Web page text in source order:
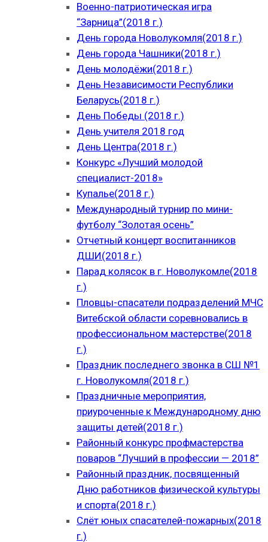
Военно-патриотическая игра
“Зарница”(2018 г.)
День города Новолукомля(2018 г.)
День города Чашники(2018 г.)
День молодёжи(2018 г.)
День Независимости Республики
Беларусь(2018 г.)
День Победы (2018 г.)
День учителя 2018 год
День Центра(2018 г.)
Конкурс «Лучший молодой
специалист-2018»
Купалье(2018 г.)
Международный турнир по мини-
футболу “Золотая осень”
Отчетный концерт воспитанников
ДШИ(2018 г.)
Парад колясок в г. Новолукомле(2018
г.)
Пловцы-спасатели подразделений МЧС
Витебской области соревновались в
профессиональном мастерстве(2018
г.)
Праздник последнего звонка в СШ №1
г. Новолукомля(2018 г.)
Праздничные мероприятия,
приуроченные к Международному дню
защиты детей(2018 г.)
Районный конкурс профмастерства
поваров “Лучший в профессии — 2018”
Районный праздник, посвященный
Дню работников физической культуры
и спорта(2018 г.)
Слёт юных спасателей-пожарных(2018
г.)